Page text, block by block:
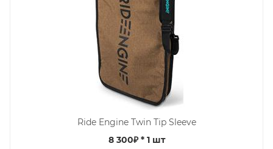
Ride Engine Twin Tip Sleeve
8 300₽* 1 шт